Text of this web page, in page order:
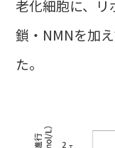
老化細胞に、
鎖・NMNを加
た。